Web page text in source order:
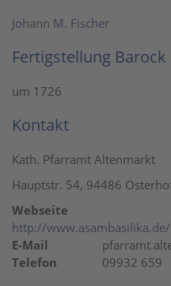
Johann M. Fischer
Fertigstellung Barock
um 1726
Kontakt
Kath. Pfarramt Altenmarkt
Hauptstr. 54, 94486
Webseite
http://www.asambasilika.de/
E-Mail
Telefon
09932 659